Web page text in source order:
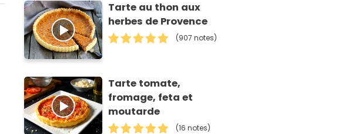
Tarte au thon aux
herbes de Provence
(907 notes)
Tarte tomate,
fromage, feta et
moutarde
(16 notes)